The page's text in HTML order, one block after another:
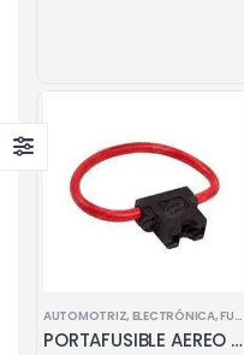
AUTOMOTRIZ, ELECTRÓNICA,FUSIBLES
PORTAFUSIBLE AEREO AUTO -MUELA